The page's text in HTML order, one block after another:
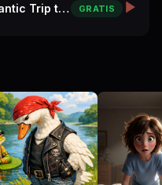
Tizer ElE Fortuna A Romantic Trip to Paris GRATIS